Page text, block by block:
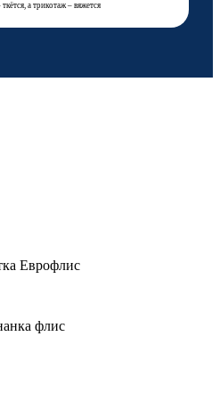
а трикотаж – вяжется
Еврофлис
флис